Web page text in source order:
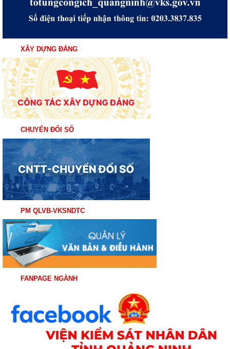
XÂY DỰNG ĐẢNG
CHUYỂN ĐỔI SỐ
PM QLVB-VKSNDTC
FANPAGE NGÀNH